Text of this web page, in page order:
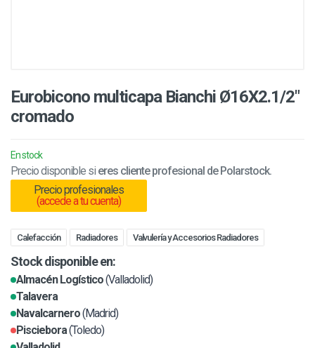
Eurobicono multicapa Bianchi Ø16X2.1/2"
cromado
En stock
Precio disponible si eres cliente profesional de Polarstock.
Precio profesionales
(accede a tu cuenta)
Calefacción Radiadores Valvulería y Accesorios Radiadores
Stock disponible en:
Almacén Logístico(Valladolid)
Talavera
Navalcarnero(Madrid)
Pisciebora(Toledo)